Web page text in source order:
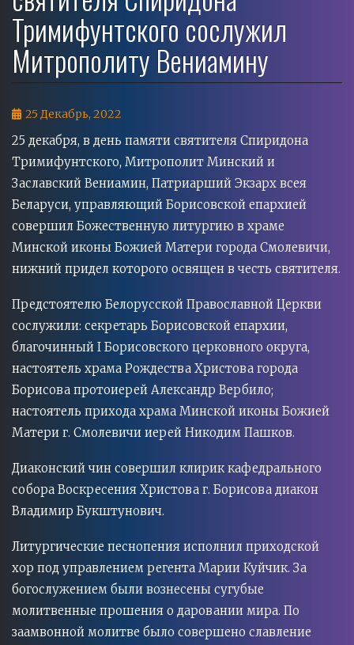
Тримифунтского сослужил
Митрополиту Вениамину
Дата
события
25 Декабрь, 2022
25 декабря, в день памяти святителя Спиридона
Тримифунтского, Митрополит Минский и
Заславский Вениамин, Патриарший Экзарх всея
Беларуси, управляющий Борисовской епархией
совершил Божественную литургию в храме
Минской иконы Божией Матери города Смолевичи,
нижний придел которого освящен в честь святителя.
Предстоятелю Белорусской Православной Церкви
сослужили: секретарь Борисовской епархии,
благочинный I Борисовского церковного округа,
настоятель храма Рождества Христова города
Борисова протоиерей Александр Вербило;
настоятель прихода храма Минской иконы Божией
Матери г. Смолевичи иерей Никодим Пашков.
Диаконский чин совершил клирик кафедрального
собора Воскресения Христова г. Борисова диакон
Владимир Букштунович.
Литургические песнопения исполнил приходской
хор под управлением регента Марии Куйчик. За
богослужением были вознесены сугубые
молитвенные прошения о даровании мира. По
заамвонной молитве было совершено славление